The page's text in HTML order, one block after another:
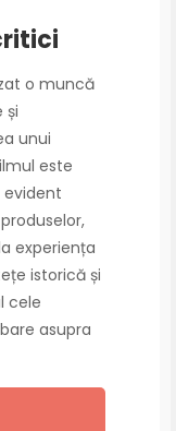
o muncă
și
unui
este
experiența
istorică și
cele
asupra